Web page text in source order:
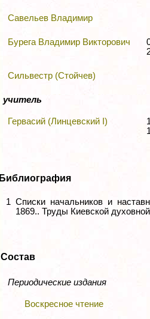
Савельев Владимир
Бурега Владимир Викторович
Сильвестр (Стойчев)
учитель
Гервасий (Линцевский I)
Библиография
1 Списки начальников и
1869.. Труды Киевской
Состав
Периодические издания
Воскресное чтение